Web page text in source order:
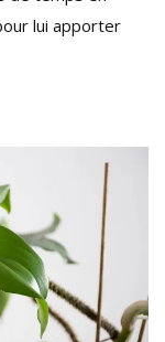
lui apporter